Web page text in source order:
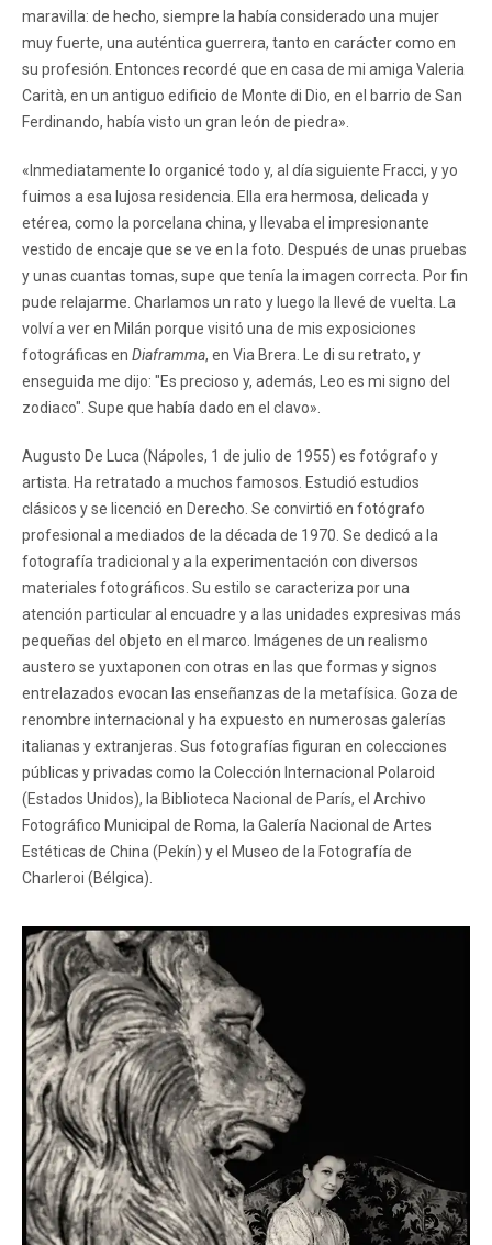
maravilla: de hecho, siempre la había considerado una mujer
muy fuerte, una auténtica guerrera, tanto en carácter como en
su profesión. Entonces recordé que en casa de mi amiga Valeria
Carità, en un antiguo edificio de Monte di Dio, en el barrio de San
Ferdinando, había visto un gran león de piedra».
«Inmediatamente lo organicé todo y, al día siguiente Fracci, y yo
fuimos a esa lujosa residencia. Ella era hermosa, delicada y
etérea, como la porcelana china, y llevaba el impresionante
vestido de encaje que se ve en la foto. Después de unas pruebas
y unas cuantas tomas, supe que tenía la imagen correcta. Por fin
pude relajarme. Charlamos un rato y luego la llevé de vuelta. La
volví a ver en Milán porque visitó una de mis exposiciones
fotográficas en Diaframma, en Via Brera. Le di su retrato, y
enseguida me dijo: "Es precioso y, además, Leo es mi signo del
zodiaco". Supe que había dado en el clavo».
Augusto De Luca (Nápoles, 1 de julio de 1955) es fotógrafo y
artista. Ha retratado a muchos famosos. Estudió estudios
clásicos y se licenció en Derecho. Se convirtió en fotógrafo
profesional a mediados de la década de 1970. Se dedicó a la
fotografía tradicional y a la experimentación con diversos
materiales fotográficos. Su estilo se caracteriza por una
atención particular al encuadre y a las unidades expresivas más
pequeñas del objeto en el marco. Imágenes de un realismo
austero se yuxtaponen con otras en las que formas y signos
entrelazados evocan las enseñanzas de la metafísica. Goza de
renombre internacional y ha expuesto en numerosas galerías
italianas y extranjeras. Sus fotografías figuran en colecciones
públicas y privadas como la Colección Internacional Polaroid
(Estados Unidos), la Biblioteca Nacional de París, el Archivo
Fotográfico Municipal de Roma, la Galería Nacional de Artes
Estéticas de China (Pekín) y el Museo de la Fotografía de
Charleroi (Bélgica).